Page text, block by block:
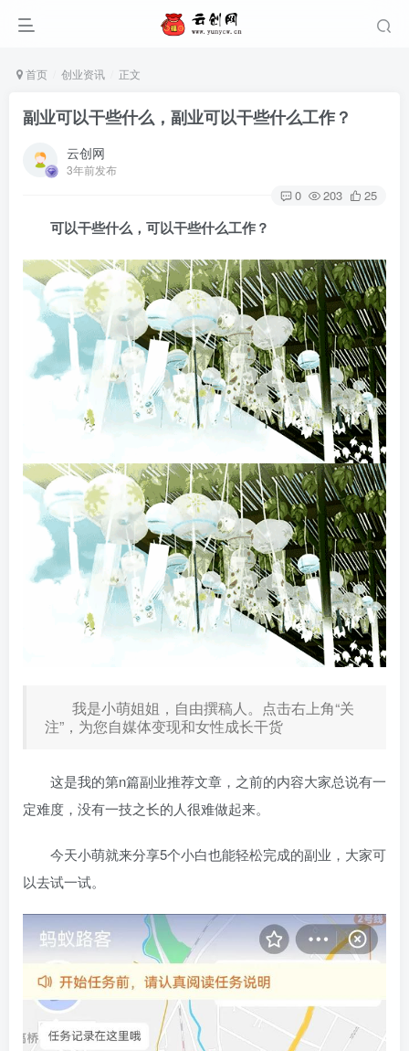
首页 创业资讯 正文
副业可以干些什么，副业可以干些什么工作？
云创网
3年前发布
0 203 25
可以干些什么， 可以干些什么工作？
我是小萌姐姐，自由撰稿人。点击右上角“关
注”，为您自媒体变现和女性成长干货
这是我的第n篇副业推荐文章，之前的内容大家总说有一
定难度，没有一技之长的人很难做起来。
今天小萌就来分享5个小白也能轻松完成的副业，大家可
以去试一试。